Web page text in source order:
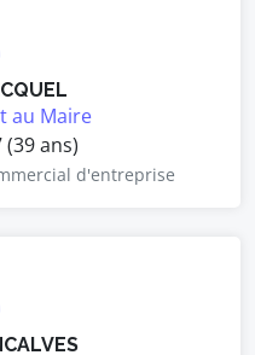
au Maire
(39 ans)
d'entreprise